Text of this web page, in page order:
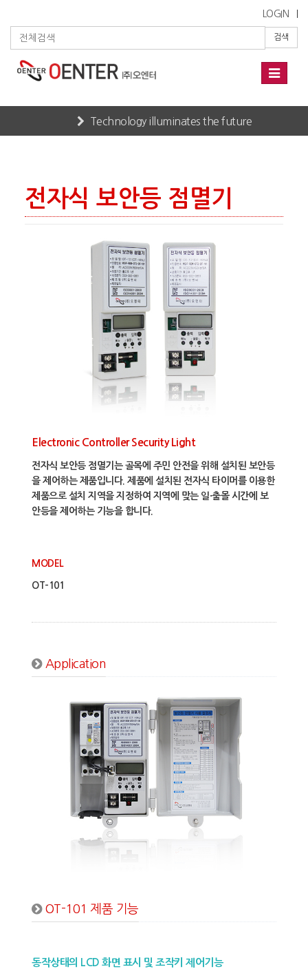
LOGIN
검색
Toggle
Technology illuminates the future
전자식 보안등 점멸기
Electronic Controller Security Light
전자식 보안등 점멸기는 골목에 주민 안전을 위해 설치된 보안등
을 제어하는 제품입니다. 제품에 설치된 전자식 타이머를 이용한
제품으로 설치 지역을 지정하여 지역에 맞는 일·출몰 시간에 보
안등을 제어하는 기능을 합니다.
MODEL
OT-101
Application
OT-101 제품 기능
동작상태의 LCD 화면 표시 및 조작키 제어기능